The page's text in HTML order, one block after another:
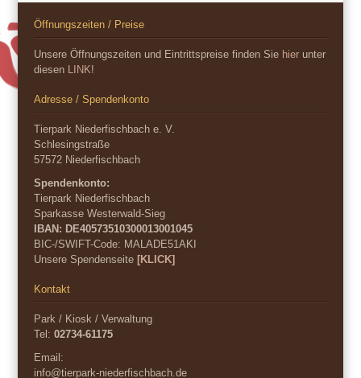
Öffnungszeiten / Preise
Unsere Öffnungszeiten und Eintrittspreise finden Sie hier unter
diesen LINK!
Adresse / Spendenkonto
Tierpark Niederfischbach e. V.
Schlesingstraße
57572 Niederfischbach
Spendenkonto:
Tierpark Niederfischbach
Sparkasse Westerwald-Sieg
IBAN: DE40573510300013001045
BIC-/SWIFT-Code: MALADE51AKI
Unsere Spendenseite[KLICK]
Kontakt
Park / Kiosk / Verwaltung
Tel:02734-61175
Email:
info@tierpark-niederfischbach.de